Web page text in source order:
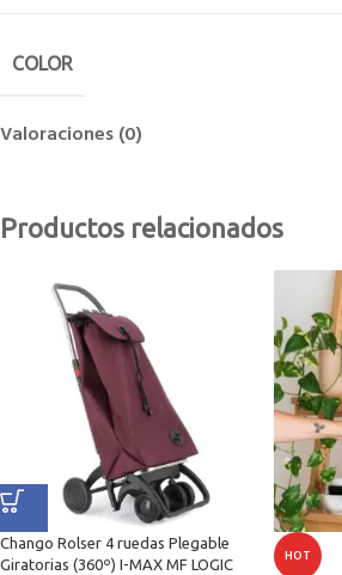
COLOR
Valoraciones (0)
Productos relacionados
Chango Rolser 4 ruedas Plegable
Giratorias (360º) I-MAX MF LOGIC
HOT